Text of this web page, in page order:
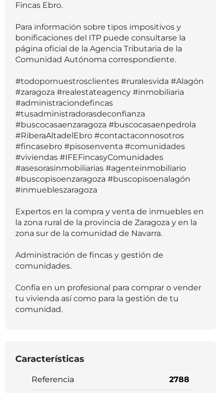
Fincas Ebro.
Para información sobre tipos impositivos y
bonificaciones del ITP puede consultarse la
página oficial de la Agencia Tributaria de la
Comunidad Autónoma correspondiente.
#todopornuestrosclientes #ruralesvida #Alagón
#zaragoza #realestateagency #inmobiliaria
#administraciondefincas
#tusadministradorasdeconfianza
#buscocasaenzaragoza #buscocasaenpedrola
#RiberaAltadelEbro #contactaconnosotros
#fincasebro #pisosenventa #comunidades
#viviendas #IFEFincasyComunidades
#asesorasinmobiliarias #agenteinmobiliario
#buscopisoenzaragoza #buscopisoenalagón
#inmuebleszaragoza
Expertos en la compra y venta de inmuebles en
la zona rural de la provincia de Zaragoza y en la
zona sur de la comunidad de Navarra.
Administración de fincas y gestión de
comunidades.
Confía en un profesional para comprar o vender
tu vivienda así como para la gestión de tu
comunidad.
Características
Referencia 2788